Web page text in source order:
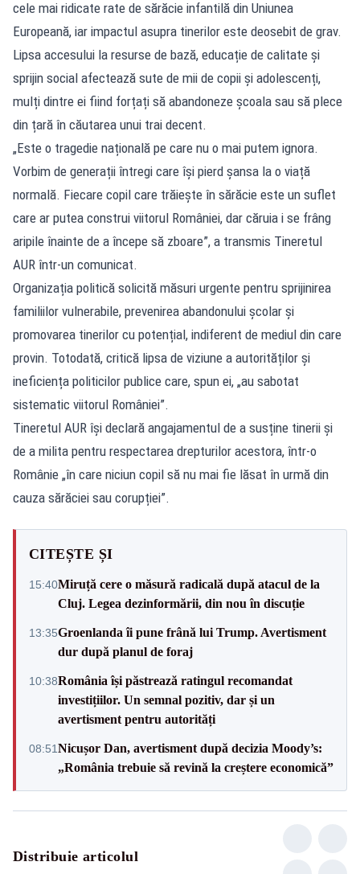
cele mai ridicate rate de sărăcie infantilă din Uniunea
Europeană, iar impactul asupra tinerilor este deosebit de grav.
Lipsa accesului la resurse de bază, educație de calitate și
sprijin social afectează sute de mii de copii și adolescenți,
mulți dintre ei fiind forțați să abandoneze școala sau să plece
din țară în căutarea unui trai decent.
„Este o tragedie națională pe care nu o mai putem ignora.
Vorbim de generații întregi care își pierd șansa la o viață
normală. Fiecare copil care trăiește în sărăcie este un suflet
care ar putea construi viitorul României, dar căruia i se frâng
aripile înainte de a începe să zboare”, a transmis Tineretul
AUR într-un comunicat.
Organizația politică solicită măsuri urgente pentru sprijinirea
familiilor vulnerabile, prevenirea abandonului școlar și
promovarea tinerilor cu potențial, indiferent de mediul din care
provin. Totodată, critică lipsa de viziune a autorităților și
ineficiența politicilor publice care, spun ei, „au sabotat
sistematic viitorul României”.
Tineretul AUR își declară angajamentul de a susține tinerii și
de a milita pentru respectarea drepturilor acestora, într-o
Românie „în care niciun copil să nu mai fie lăsat în urmă din
cauza sărăciei sau corupției”.
CITEȘTE ȘI
15:40Miruță cere o măsură radicală după atacul de la
Cluj. Legea dezinformării, din nou în discuție
13:35Groenlanda îi pune frână lui Trump. Avertisment
dur după planul de foraj
10:38România își păstrează ratingul recomandat
investițiilor. Un semnal pozitiv, dar și un
avertisment pentru autorități
08:51Nicușor Dan, avertisment după decizia Moody’s:
„România trebuie să revină la creștere economică”
Distribuie articolul